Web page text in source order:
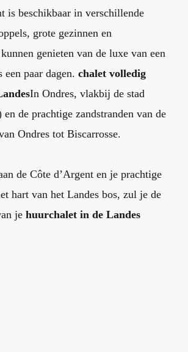
is beschikbaar in verschillende
grote gezinnen en
genieten van de luxe van een
paar dagen. chalet volledig
In Ondres, vlakbij de stad
de prachtige zandstranden van de
Ondres tot Biscarrosse.
de Côte d’Argent en je prachtige
hart van het Landes bos, zul je de
je huurchalet in de Landes